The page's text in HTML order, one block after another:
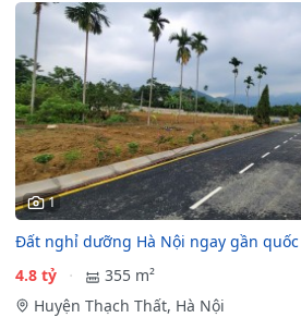
1
Đất nghỉ dưỡng Hà Nội ngay gần
4.8 tỷ
355 m²
Huyện Thạch Thất, Hà Nội